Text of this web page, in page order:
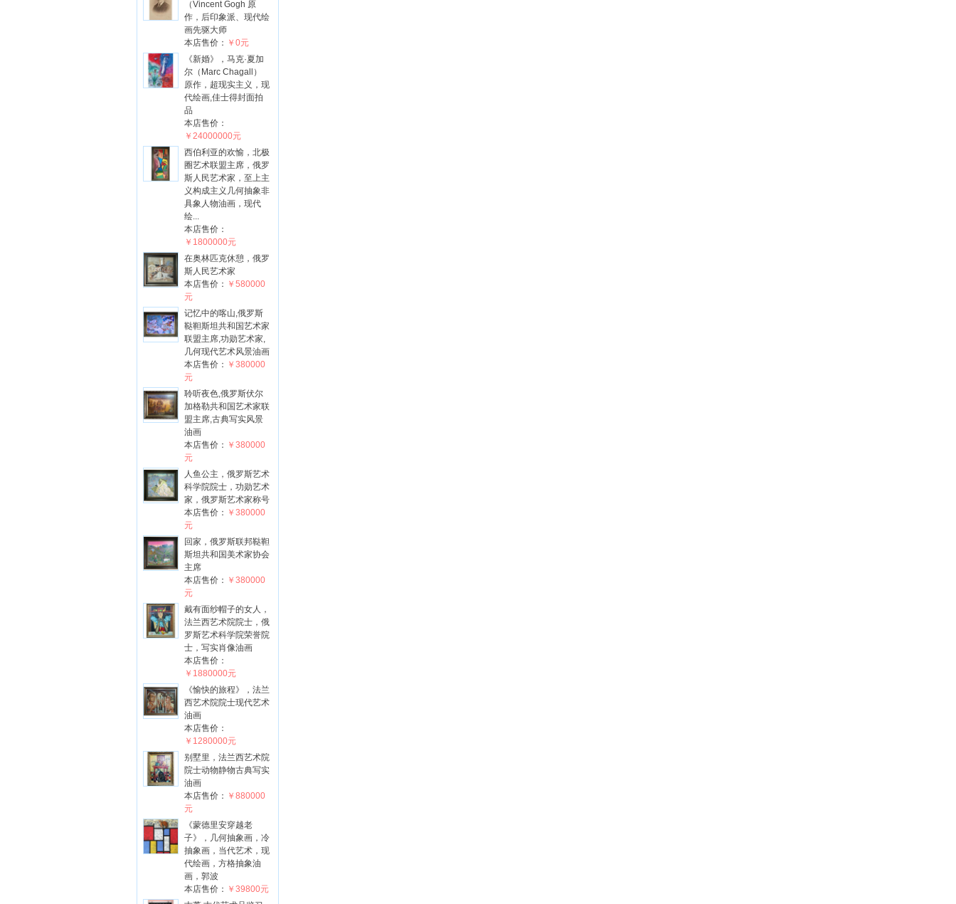
（Vincent Gogh 原
作，后印象派、现代绘
画先驱大师
本店售价： ￥0元
《新婚》，马克·夏加
尔（Marc Chagall）
原作，超现实主义，现
代绘画,佳士得封面拍
品
本店售价：
￥24000000元
西伯利亚的欢愉，北极
圈艺术联盟主席，俄罗
斯人民艺术家，至上主
义构成主义几何抽象非
具象人物油画，现代
绘...
本店售价：
￥1800000元
在奥林匹克休憩，俄罗
斯人民艺术家
本店售价： ￥580000
元
记忆中的喀山,俄罗斯
鞑靼斯坦共和国艺术家
联盟主席,功勋艺术家,
几何现代艺术风景油画
本店售价： ￥380000
元
聆听夜色,俄罗斯伏尔
加格勒共和国艺术家联
盟主席,古典写实风景
油画
本店售价： ￥380000
元
人鱼公主，俄罗斯艺术
科学院院士，功勋艺术
家，俄罗斯艺术家称号
本店售价： ￥380000
元
回家，俄罗斯联邦鞑靼
斯坦共和国美术家协会
主席
本店售价： ￥380000
元
戴有面纱帽子的女人，
法兰西艺术院院士，俄
罗斯艺术科学院荣誉院
士，写实肖像油画
本店售价：
￥1880000元
《愉快的旅程》，法兰
西艺术院院士现代艺术
油画
本店售价：
￥1280000元
别墅里，法兰西艺术院
院士动物静物古典写实
油画
本店售价： ￥880000
元
《蒙德里安穿越老
子》，几何抽象画，冷
抽象画，当代艺术，现
代绘画，方格抽象油
画，郭波
本店售价： ￥39800元